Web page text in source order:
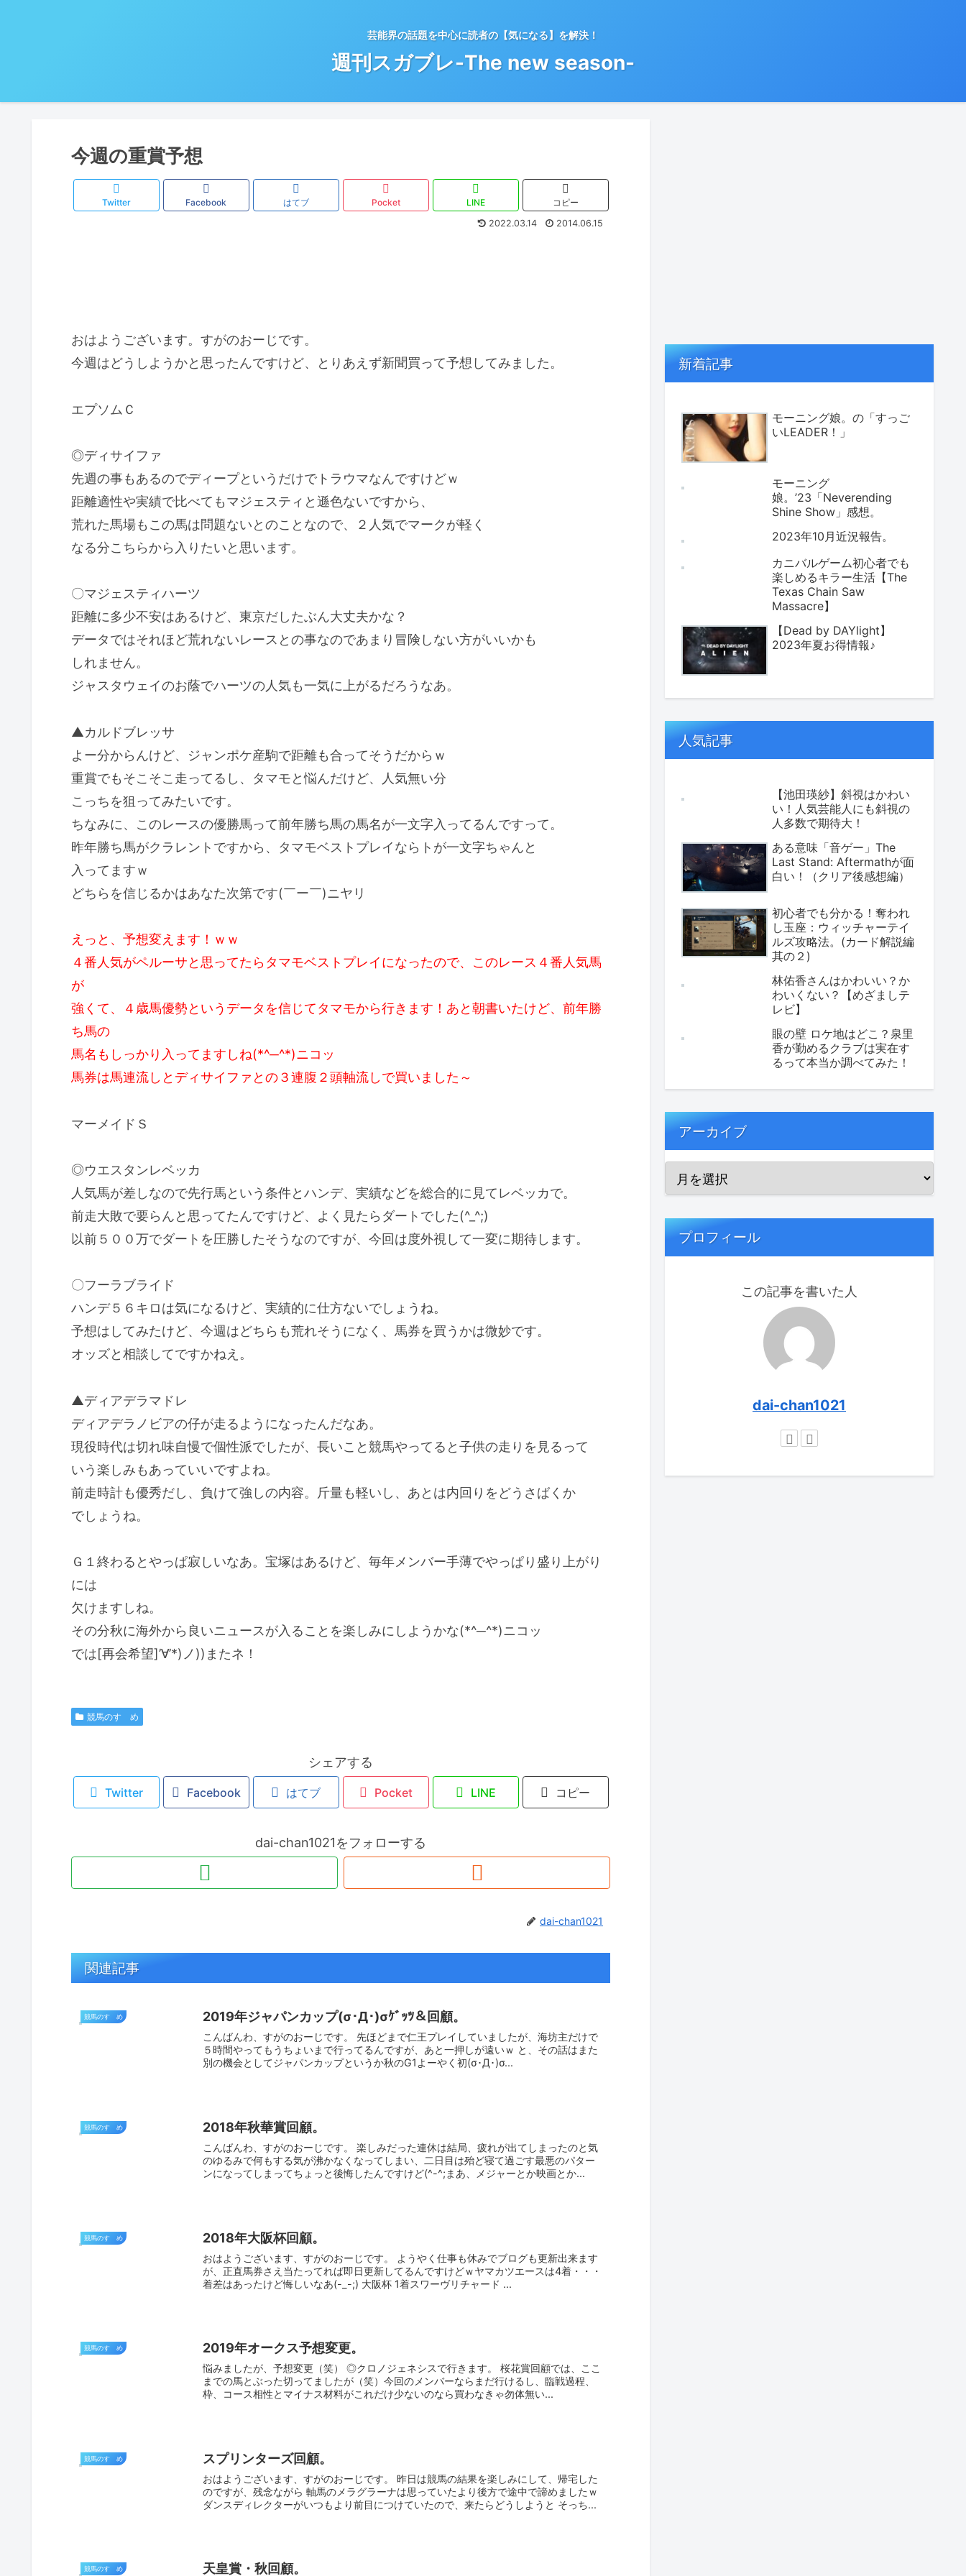
芸能界の話題を中心に読者の【気になる】を解決！
週刊スガブレ-The new season-
今週の重賞予想
Twitter Facebook はてブ Pocket LINE
コピー
2022.03.14
2014.06.15
おはようございます。すがのおーじです。
今週はどうしようかと思ったんですけど、とりあえず新聞買って予想してみました。
エプソムＣ
◎ディサイファ
先週の事もあるのでディープというだけでトラウマなんですけどｗ
距離適性や実績で比べてもマジェスティと遜色ないですから、
荒れた馬場もこの馬は問題ないとのことなので、２人気でマークが軽く
なる分こちらから入りたいと思います。
〇マジェスティハーツ
距離に多少不安はあるけど、東京だしたぶん大丈夫かな？
データではそれほど荒れないレースとの事なのであまり冒険しない方がいいかも
しれません。
ジャスタウェイのお蔭でハーツの人気も一気に上がるだろうなあ。
▲カルドブレッサ
よー分からんけど、ジャンポケ産駒で距離も合ってそうだからｗ
重賞でもそこそこ走ってるし、タマモと悩んだけど、人気無い分
こっちを狙ってみたいです。
ちなみに、このレースの優勝馬って前年勝ち馬の馬名が一文字入ってるんですって。
昨年勝ち馬がクラレントですから、タマモベストプレイならトが一文字ちゃんと
入ってますｗ
どちらを信じるかはあなた次第です(￣ー￣)ニヤリ
えっと、予想変えます！ｗｗ
４番人気がペルーサと思ってたらタマモベストプレイになったので、このレース４番人気馬
が
強くて、４歳馬優勢というデータを信じてタマモから行きます！あと朝書いたけど、前年勝
ち馬の
馬名もしっかり入ってますしね(*^─^*)ニコッ
馬券は馬連流しとディサイファとの３連腹２頭軸流しで買いました～
マーメイドＳ
◎ウエスタンレベッカ
人気馬が差しなので先行馬という条件とハンデ、実績などを総合的に見てレベッカで。
前走大敗で要らんと思ってたんですけど、よく見たらダートでした(^_^;)
以前５００万でダートを圧勝したそうなのですが、今回は度外視して一変に期待します。
〇フーラブライド
ハンデ５６キロは気になるけど、実績的に仕方ないでしょうね。
予想はしてみたけど、今週はどちらも荒れそうになく、馬券を買うかは微妙です。
オッズと相談してですかねえ。
▲ディアデラマドレ
ディアデラノビアの仔が走るようになったんだなあ。
現役時代は切れ味自慢で個性派でしたが、長いこと競馬やってると子供の走りを見るって
いう楽しみもあっていいですよね。
前走時計も優秀だし、負けて強しの内容。斤量も軽いし、あとは内回りをどうさばくか
でしょうね。
Ｇ１終わるとやっぱ寂しいなあ。宝塚はあるけど、毎年メンバー手薄でやっぱり盛り上がり
には
欠けますしね。
その分秋に海外から良いニュースが入ることを楽しみにしようかな(*^─^*)ニコッ
では[再会希望]’∀’*)ノ))またネ！
競馬のすゝめ
シェアする
Twitter Facebook はてブ Pocket LINE コピー
dai-chan1021をフォローする
dai-chan1021
関連記事
競馬のすゝめ 2019年ジャパンカップ(σ･Д･)σｹﾞｯﾂ＆回顧。
こんばんわ、すがのおーじです。 先ほどまで仁王プレイしていましたが、海坊主だけで
５時間やってもうちょいまで行ってるんですが、あと一押しが遠いｗ と、その話はまた
別の機会としてジャパンカップというか秋のG1よーやく初(σ･Д･)σ...
競馬のすゝめ 2018年秋華賞回顧。
こんばんわ、すがのおーじです。 楽しみだった連休は結局、疲れが出てしまったのと気
のゆるみで何もする気が沸かなくなってしまい、二日目は殆ど寝て過ごす最悪のパター
ンになってしまってちょっと後悔したんですけど(^-^;まあ、メジャーとか映画とか...
競馬のすゝめ 2018年大阪杯回顧。
おはようございます、すがのおーじです。 ようやく仕事も休みでブログも更新出来ます
が、正直馬券さえ当たってれば即日更新してるんですけどｗヤマカツエースは4着・・・
着差はあったけど悔しいなあ(-_-;) 大阪杯 1着スワーヴリチャード ...
競馬のすゝめ 2019年オークス予想変更。
悩みましたが、予想変更（笑） ◎クロノジェネシスで行きます。 桜花賞回顧では、ここ
までの馬とぶった切ってましたが（笑）今回のメンバーならまだ行けるし、臨戦過程、
枠、コース相性とマイナス材料がこれだけ少ないのなら買わなきゃ勿体無い...
競馬のすゝめ スプリンターズ回顧。
おはようございます、すがのおーじです。 昨日は競馬の結果を楽しみにして、帰宅した
のですが、残念ながら 軸馬のメラグラーナは思っていたより後方で途中で諦めましたｗ
ダンスディレクターがいつもより前目につけていたので、来たらどうしようと そっち...
競馬のすゝめ 天皇賞・秋回顧。
新着記事
モーニング娘。の「すっご
いLEADER！」
モーニング
娘。’23「Neverending
Shine Show」感想。
2023年10月近況報告。
カニバルゲーム初心者でも
楽しめるキラー生活【The
Texas Chain Saw
Massacre】
【Dead by DAYlight】
2023年夏お得情報♪
人気記事
【池田瑛紗】斜視はかわい
い！人気芸能人にも斜視の
人多数で期待大！
ある意味「音ゲー」The
Last Stand: Aftermathが面
白い！（クリア後感想編）
初心者でも分かる！奪われ
し玉座：ウィッチャーテイ
ルズ攻略法。(カード解説編
其の２)
林佑香さんはかわいい？か
わいくない？【めざましテ
レビ】
眼の壁 ロケ地はどこ？泉里
香が勤めるクラブは実在す
るって本当か調べてみた！
アーカイブ
プロフィール
この記事を書いた人
dai-chan1021